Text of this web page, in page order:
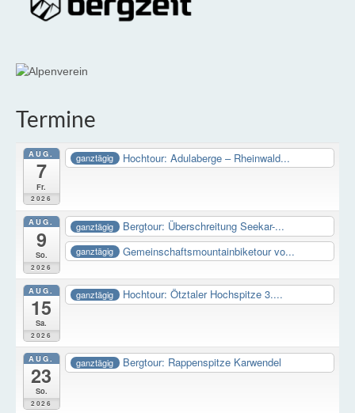
Termine
AUG.
7
Fr.
2026
ganztägig Hochtour: Adulaberge – Rheinwald...
AUG.
9
So.
2026
ganztägig Bergtour: Überschreitung Seekar-...
ganztägig Gemeinschaftsmountainbiketour vo...
AUG.
15
Sa.
2026
ganztägig Hochtour: Ötztaler Hochspitze 3....
AUG.
23
So.
2026
ganztägig Bergtour: Rappenspitze Karwendel